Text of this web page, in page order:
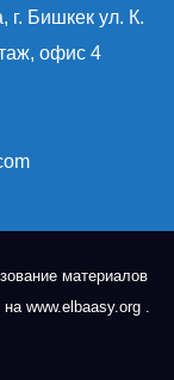
г. Бишкек ул. К.
офис 4
материалов
на www.elbaasy.org.